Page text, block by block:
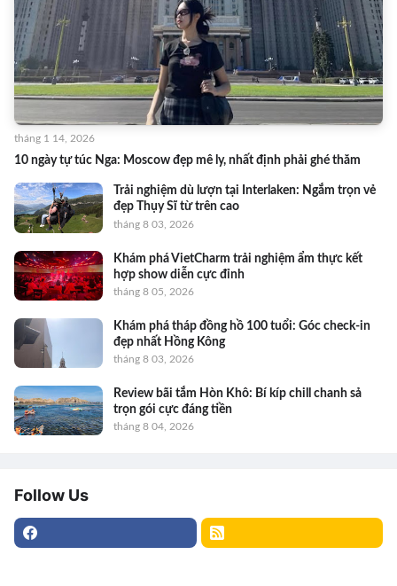
10 ngày tự túc Nga: Moscow đẹp mê ly, nhất định phải ghé thăm
tháng 1 14, 2026
Trải nghiệm dù lượn tại Interlaken: Ngắm trọn vẻ
đẹp Thụy Sĩ từ trên cao
tháng 8 03, 2026
Khám phá VietCharm trải nghiệm ẩm thực kết
hợp show diễn cực đỉnh
tháng 8 05, 2026
Khám phá tháp đồng hồ 100 tuổi: Góc check-in
đẹp nhất Hồng Kông
tháng 8 03, 2026
Review bãi tắm Hòn Khô: Bí kíp chill chanh sả
trọn gói cực đáng tiền
tháng 8 04, 2026
Follow Us